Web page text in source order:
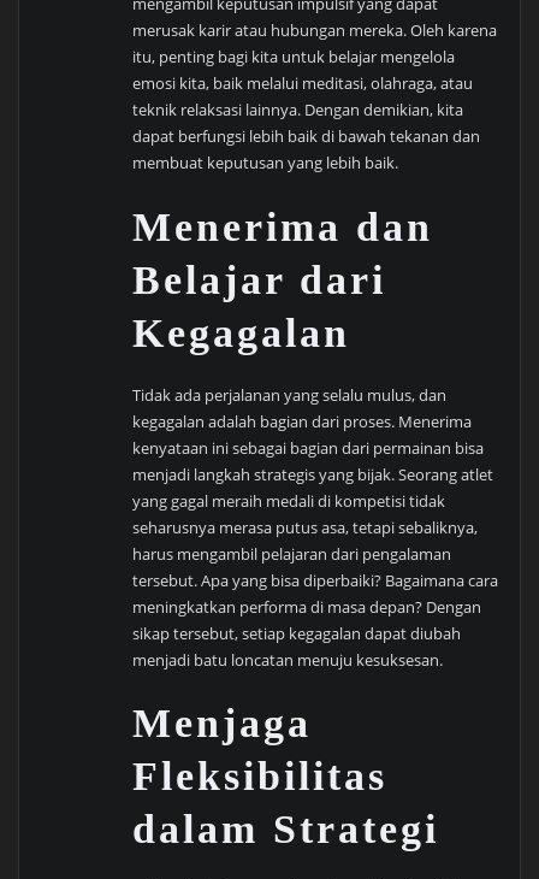
merusak karir atau hubungan mereka. Oleh karena
itu, penting bagi kita untuk belajar mengelola
emosi kita, baik melalui meditasi, olahraga, atau
teknik relaksasi lainnya. Dengan demikian, kita
dapat berfungsi lebih baik di bawah tekanan dan
membuat keputusan yang lebih baik.
Menerima dan
Belajar dari
Kegagalan
Tidak ada perjalanan yang selalu mulus, dan
kegagalan adalah bagian dari proses. Menerima
kenyataan ini sebagai bagian dari permainan bisa
menjadi langkah strategis yang bijak. Seorang atlet
yang gagal meraih medali di kompetisi tidak
seharusnya merasa putus asa, tetapi sebaliknya,
harus mengambil pelajaran dari pengalaman
tersebut. Apa yang bisa diperbaiki? Bagaimana cara
meningkatkan performa di masa depan? Dengan
sikap tersebut, setiap kegagalan dapat diubah
menjadi batu loncatan menuju kesuksesan.
Menjaga
Fleksibilitas
dalam Strategi